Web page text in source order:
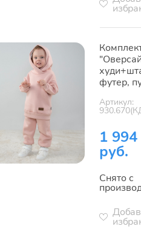
футер,
Артикул:
1 994
руб.
Снято с